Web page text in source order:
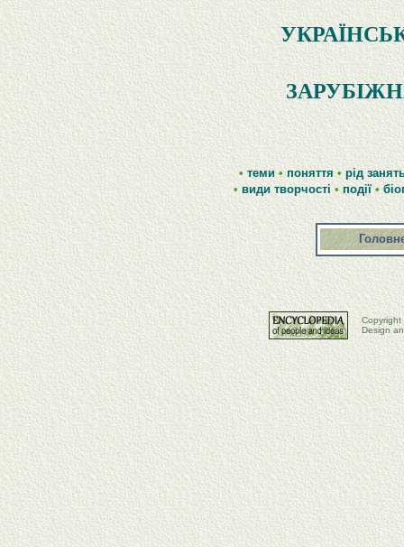
•теми • поняття • рід
•види творчості • події •
Copyright
Design